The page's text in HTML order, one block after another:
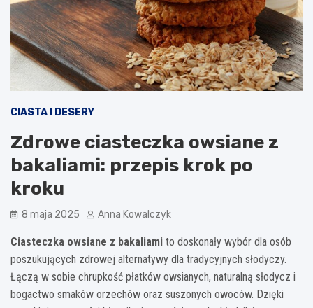
CIASTA I DESERY
Zdrowe ciasteczka owsiane z
bakaliami: przepis krok po
kroku
8 maja 2025 Anna Kowalczyk
Ciasteczka owsiane z bakaliami to doskonały wybór dla osób
poszukujących zdrowej alternatywy dla tradycyjnych słodyczy.
Łączą w sobie chrupkość płatków owsianych, naturalną słodycz i
bogactwo smaków orzechów oraz suszonych owoców. Dzięki